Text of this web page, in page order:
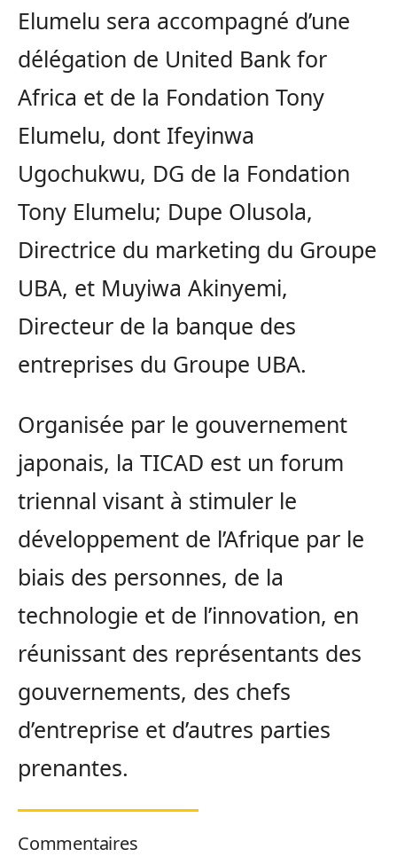
Elumelu sera accompagné d’une
délégation de United Bank for
Africa et de la Fondation Tony
Elumelu, dont Ifeyinwa
Ugochukwu, DG de la Fondation
Tony Elumelu; Dupe Olusola,
Directrice du marketing du Groupe
UBA, et Muyiwa Akinyemi,
Directeur de la banque des
entreprises du Groupe UBA.
Organisée par le gouvernement
japonais, la TICAD est un forum
triennal visant à stimuler le
développement de l’Afrique par le
biais des personnes, de la
technologie et de l’innovation, en
réunissant des représentants des
gouvernements, des chefs
d’entreprise et d’autres parties
prenantes.
Commentaires